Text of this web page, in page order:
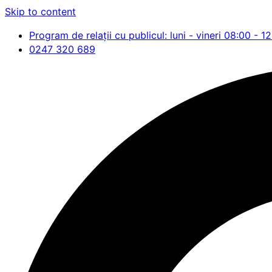
Skip to content
Program de relații cu publicul: luni - vineri 08:00 -
0247 320 689